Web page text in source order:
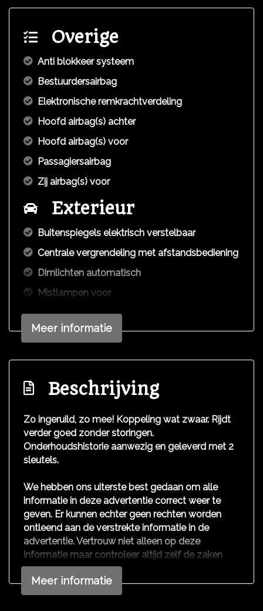
Overige
Anti blokkeer systeem
Bestuurdersairbag
Elektronische remkrachtverdeling
Hoofd airbag(s) achter
Hoofd airbag(s) voor
Passagiersairbag
Zij airbag(s) voor
Exterieur
Buitenspiegels elektrisch verstelbaar
Centrale vergrendeling met afstandsbediening
Dimlichten automatisch
Mistlampen voor
Parkeersensor achter
Comfort
Boordcomputer
Cruise control
Meer informatie
Beschrijving
Zo ingeruild, zo mee! Koppeling wat zwaar. Rijdt
verder goed zonder storingen.
Onderhoudshistorie aanwezig en geleverd met 2
sleutels.
We hebben ons uiterste best gedaan om alle
informatie in deze advertentie correct weer te
geven. Er kunnen echter geen rechten worden
ontleend aan de verstrekte informatie in de
advertentie. Vertrouw niet alleen op deze
informatie maar controleer altijd zelf de zaken
welke voor jouw belangrijk zijn en je beslissing
zouden kunnen beïnvloeden. Neem contact op
met de verkoper voor aanvullende vragen.
Meer informatie